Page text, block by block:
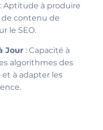
: Aptitude à produire
de contenu de
le SEO.
Jour : Capacité à
algorithmes des
à adapter les